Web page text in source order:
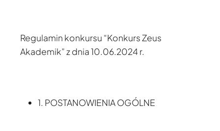
Regulamin konkursu “Konkurs Zeus
Akademik” z dnia 10.06.2024 r.
1. POSTANOWIENIA OGÓLNE